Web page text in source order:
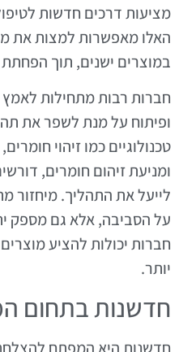
מציעות דרכים חדשות
האלו מאפשרות למצות את
במוצרים ישנים, תוך
חברות רבות מתחילות
ופיתוח על מנת לשפר את
טכנולוגיים כמו זיהוי
ומניעת זיהום חומרים,
לייעל את התהליך. מיחזור
על הסביבה, אלא גם מספק
חברות יכולות להציע
יותר.
חדשנות בתחום